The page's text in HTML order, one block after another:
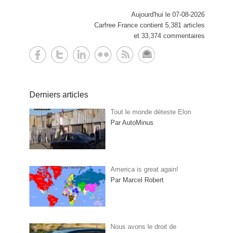
Aujourd'hui le 07-08-2026
Carfree France contient 5,381 articles
et 33,374 commentaires
Derniers articles
Tout le monde déteste Elon
Par AutoMinus
America is great again!
Par Marcel Robert
Nous avons le droit de